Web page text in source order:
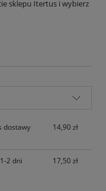
sklepu Itertus i wybierz
płatności
dostawy
14,90 zł
2 dni
17,50 zł